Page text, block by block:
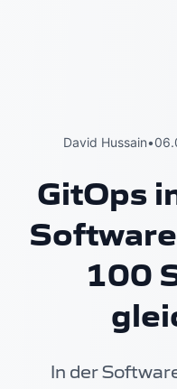
David Hussain•
GitOps
100
In der